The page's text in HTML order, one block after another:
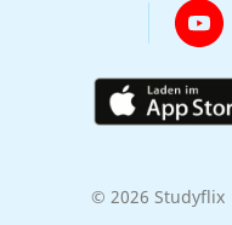
© 2026 Studyflix